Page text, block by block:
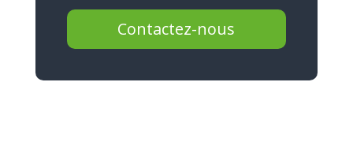
Contactez-nous